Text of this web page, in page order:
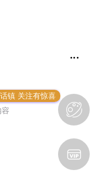
颗星
可
！王
镇 关注有惊喜